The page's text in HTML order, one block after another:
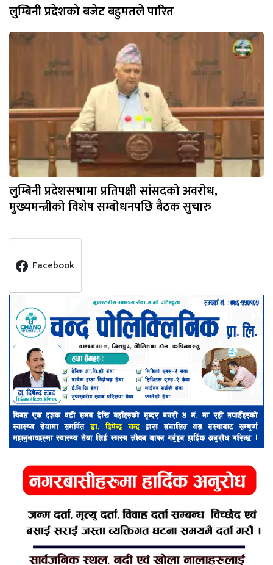
लुम्बिनी प्रदेशको बजेट बहुमतले पारित
लुम्बिनी प्रदेशसभामा प्रतिपक्षी सांसदको अवरोध,
मुख्यमन्त्रीको विशेष सम्बोधनपछि बैठक सुचारु
Facebook